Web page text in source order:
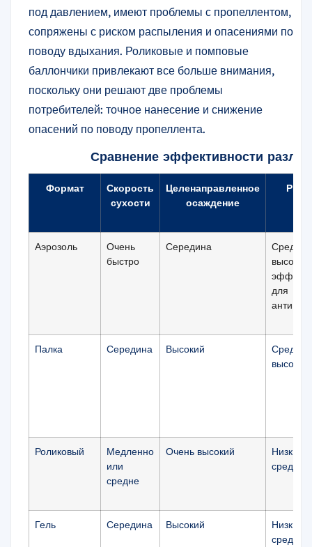
под давлением, имеют проблемы с пропеллентом,
сопряжены с риском распыления и опасениями по
поводу вдыхания. Роликовые и помповые
баллончики привлекают все больше внимания,
поскольку они решают две проблемы
потребителей: точное нанесение и снижение
опасений по поводу пропеллента.
Сравнение эффективности
Формат
Скорость
сухости
Целенаправленное
осаждение
Аэрозоль
Очень
быстро
Середина
высокая
для
Палка Середина Высокий
высокого
Роликовый
Медленно
или
средне
Очень высокий
Низкий
Гель Середина Высокий
Низкий